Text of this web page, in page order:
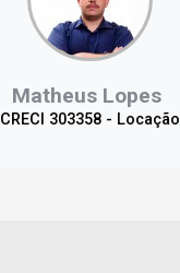
Matheus Lopes
CRECI 303358 - Locação